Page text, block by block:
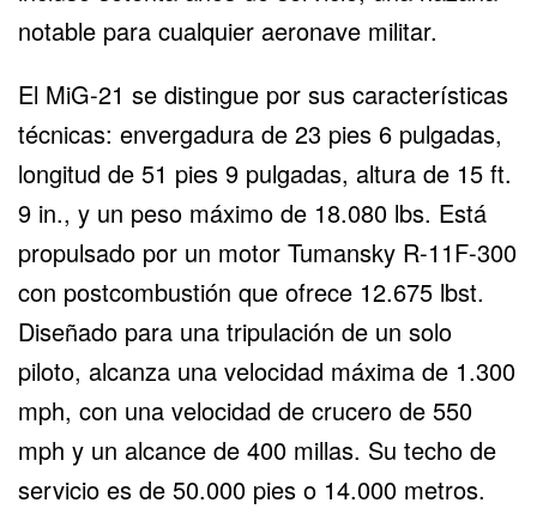
notable para cualquier aeronave militar.
El MiG-21 se distingue por sus características
técnicas: envergadura de 23 pies 6 pulgadas,
longitud de 51 pies 9 pulgadas, altura de 15 ft.
9 in., y un peso máximo de 18.080 lbs. Está
propulsado por un motor Tumansky R-11F-300
con postcombustión que ofrece 12.675 lbst.
Diseñado para una tripulación de un solo
piloto, alcanza una velocidad máxima de 1.300
mph, con una velocidad de crucero de 550
mph y un alcance de 400 millas. Su techo de
servicio es de 50.000 pies o 14.000 metros.